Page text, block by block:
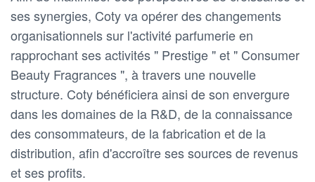
ses synergies, Coty va opérer des changements
organisationnels sur l'activité parfumerie en
rapprochant ses activités " Prestige " et " Consumer
Beauty Fragrances ", à travers une nouvelle
structure. Coty bénéficiera ainsi de son envergure
dans les domaines de la R&D, de la connaissance
des consommateurs, de la fabrication et de la
distribution, afin d'accroître ses sources de revenus
et ses profits.